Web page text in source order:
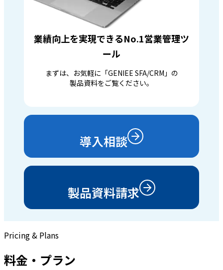
業績向上を実現できるNo.1営業管理ツ
ール
まずは、お気軽に「GENIEE SFA/CRM」の
製品資料をご覧ください。
導入相談
製品資料請求
Pricing & Plans
料金・プラン